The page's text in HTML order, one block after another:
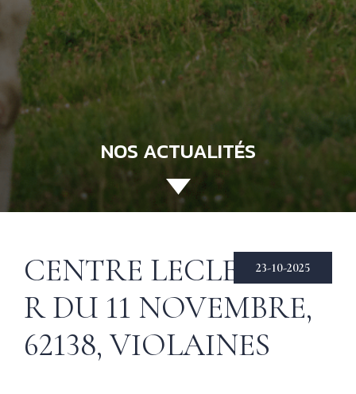
ACCUEIL
ÉCHIRÉ
NOS PRODUITS
D’EXCELLENCE
LE BEURRE
CHARENTES-
NOS ACTUALITÉS
23-10-2025
CENTRE LECLERC —
R DU 11 NOVEMBRE,
62138, VIOLAINES